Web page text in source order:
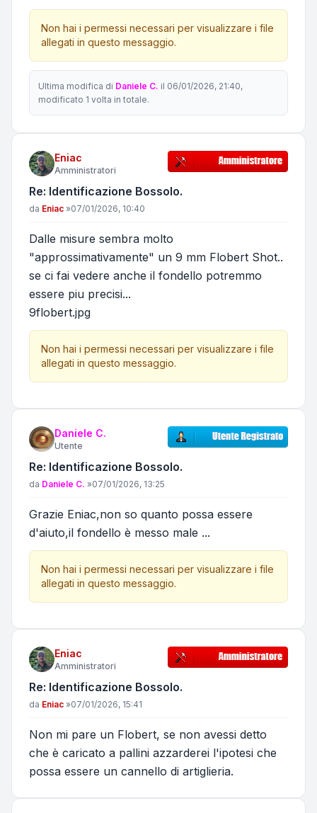
Non hai i permessi necessari per visualizzare i file
allegati in questo messaggio.
Ultima modifica di Daniele C. il 06/01/2026, 21:40,
modificato 1 volta in totale.
Eniac
Amministratori
Re: Identificazione Bossolo.
Messaggio
da Eniac »07/01/2026, 10:40
Dalle misure sembra molto
"approssimativamente" un 9 mm Flobert Shot..
se ci fai vedere anche il fondello potremmo
essere piu precisi...
9flobert.jpg
Non hai i permessi necessari per visualizzare i file
allegati in questo messaggio.
Daniele C.
Utente
Re: Identificazione Bossolo.
Messaggio
da Daniele C. »07/01/2026, 13:25
Grazie Eniac,non so quanto possa essere
d'aiuto,il fondello è messo male ...
Non hai i permessi necessari per visualizzare i file
allegati in questo messaggio.
Eniac
Amministratori
Re: Identificazione Bossolo.
Messaggio
da Eniac »07/01/2026, 15:41
Non mi pare un Flobert, se non avessi detto
che è caricato a pallini azzarderei l'ipotesi che
possa essere un cannello di artiglieria.